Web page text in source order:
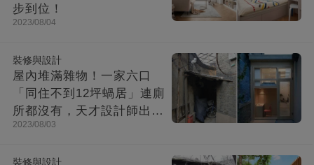
步到位！
2023/08/04
裝修與設計
屋內堆滿雜物！一家六口
「同住不到12坪蝸居」連廁
所都沒有，天才設計師出馬
「打造功能齊全迷你房」成
2023/08/03
裝修與設計